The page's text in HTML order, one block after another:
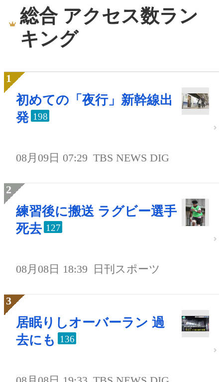
総合 アクセス数ラン
キング
初めての「夜行」新幹線出
発 198
08月09日 07:29 TBS NEWS DIG
練習後に搬送 ラグビー選手
死去 127
08月08日 18:39 日刊スポーツ
居眠りしオーバーラン 過
去にも
136